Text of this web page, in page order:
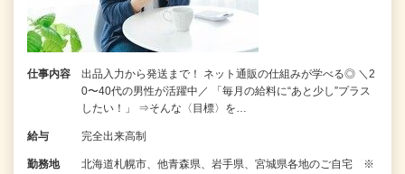
仕事内容
出品入力から発送まで！ ネット通販の仕組みが学べる◎ ＼2
0〜40代の男性が活躍中／ 「毎月の給料に“あと少し”プラス
したい！」 ⇒そんな〈目標〉を…
給与 完全出来高制
勤務地
北海道札幌市、他青森県、岩手県、宮城県各地のご自宅 ※